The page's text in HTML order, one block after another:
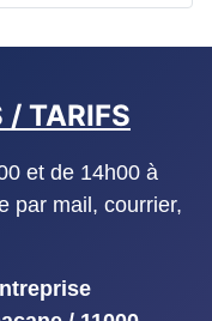
/ TARIFS
et de 14h00 à
par mail, courrier,